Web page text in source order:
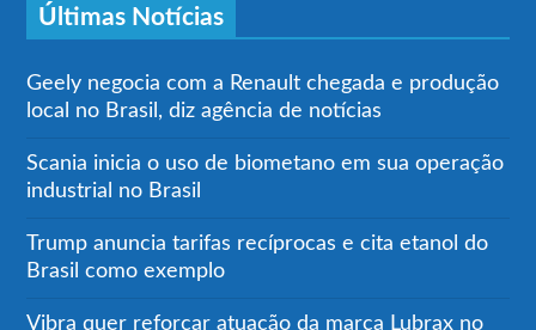
Últimas Notícias
Geely negocia com a Renault chegada e produção
local no Brasil, diz agência de notícias
Scania inicia o uso de biometano em sua operação
industrial no Brasil
Trump anuncia tarifas recíprocas e cita etanol do
Brasil como exemplo
Vibra quer reforçar atuação da marca Lubrax no